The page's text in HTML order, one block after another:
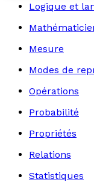
Logique et
Mesure
Modes de
Opérations
Probabilité
Propriétés
Relations
Statistiques